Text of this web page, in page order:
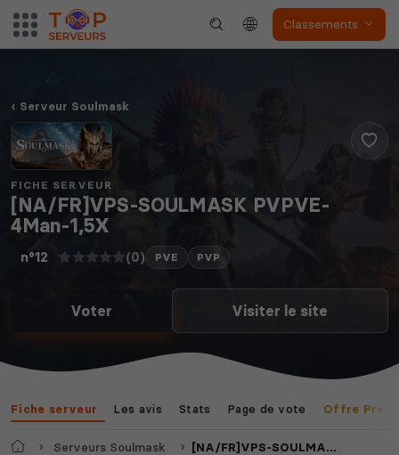
Classements
Serveur Soulmask
FICHE SERVEUR
[NA/FR]VPS-SOULMASK PVPVE-
4Man-1,5X
n°12 (0) PVE PVP
Voter Visiter le site
Fiche serveur Les avis Stats Page de vote Offre
AccueilServeurs Soulmask [NA/FR]VPS-SOULMASK PVPVE-4Man-1,5X